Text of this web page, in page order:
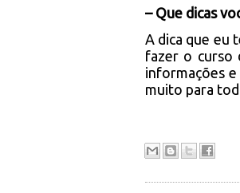
– Que dicas
A dica que eu
fazer o curso
informações
muito para